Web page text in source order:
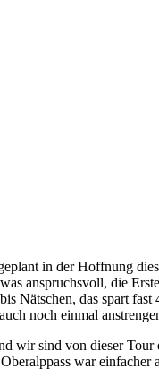
in der Hoffnung
anspruchsvoll, die
Nätschen, das spart
noch einmal
wir sind von dieser Tour
war einfacher